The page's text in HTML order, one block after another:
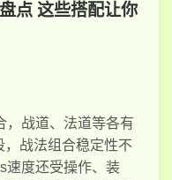
点 这些搭配让你
，战道、法道等各有
战法组合稳定性不
速度还受操作、装